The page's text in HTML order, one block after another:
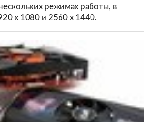
режимах работы, в
х 1080 и 2560 х 1440.